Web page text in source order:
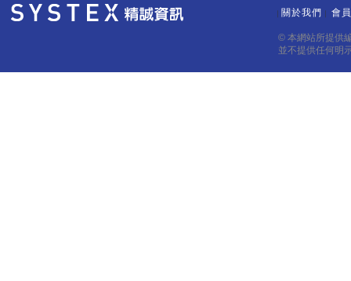
關於我們 會
© 本網站所提供
並不提供任何明